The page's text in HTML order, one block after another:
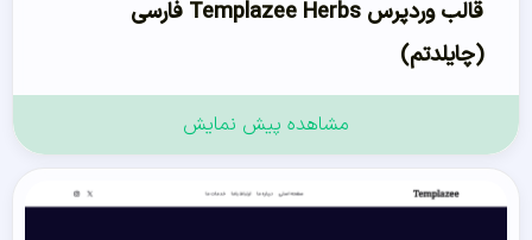
قالب وردپرس Templazee Herbs فارسی
(چایلدتم)
مشاهده پیش نمایش